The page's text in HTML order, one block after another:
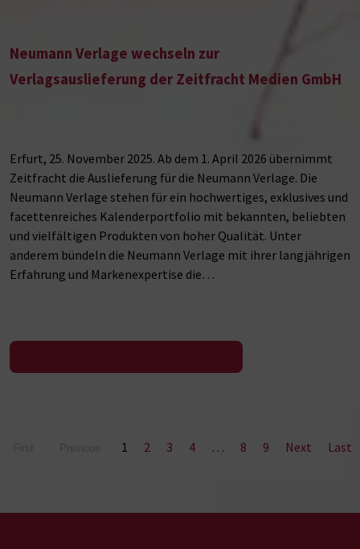
Neumann Verlage wechseln zur
Verlagsauslieferung der Zeitfracht Medien GmbH
Erfurt, 25. November 2025. Ab dem 1. April 2026 übernimmt
Zeitfracht die Auslieferung für die Neumann Verlage. Die
Neumann Verlage stehen für ein hochwertiges, exklusives und
facettenreiches Kalenderportfolio mit bekannten, beliebten
und vielfältigen Produkten von hoher Qualität. Unter
anderem bündeln die Neumann Verlage mit ihrer langjährigen
Erfahrung und Markenexpertise die…
1 2 3 4 … 8 9 Next Last